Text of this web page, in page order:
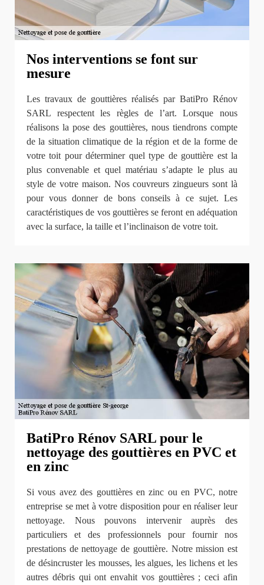
Nos interventions se font sur
mesure
Les travaux de gouttières réalisés par BatiPro Rénov
SARL respectent les règles de l’art. Lorsque nous
réalisons la pose des gouttières, nous tiendrons compte
de la situation climatique de la région et de la forme de
votre toit pour déterminer quel type de gouttière est la
plus convenable et quel matériau s’adapte le plus au
style de votre maison. Nos couvreurs zingueurs sont là
pour vous donner de bons conseils à ce sujet. Les
caractéristiques de vos gouttières se feront en adéquation
avec la surface, la taille et l’inclinaison de votre toit.
BatiPro Rénov SARL pour le
nettoyage des gouttières en PVC et
en zinc
Si vous avez des gouttières en zinc ou en PVC, notre
entreprise se met à votre disposition pour en réaliser leur
nettoyage. Nous pouvons intervenir auprès des
particuliers et des professionnels pour fournir nos
prestations de nettoyage de gouttière. Notre mission est
de désincruster les mousses, les algues, les lichens et les
autres débris qui ont envahit vos gouttières ; ceci afin